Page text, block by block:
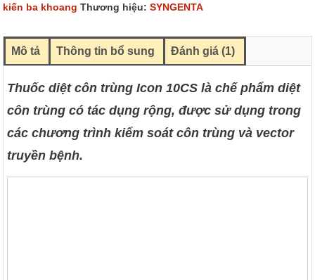
kiến ba khoang Thương hiệu:SYNGENTA
Mô tả Thông tin bổ sung Đánh giá (1)
Thuốc diệt côn trùng Icon 10CS là chế phẩm diệt
côn trùng có tác dụng rộng, được sử dụng trong
các chương trình kiểm soát côn trùng và vector
truyền bệnh.